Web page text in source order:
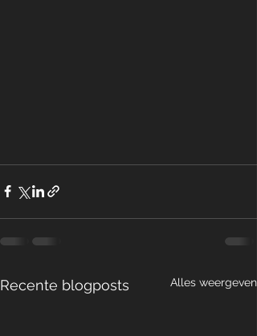
Recente blogposts Alles weergeven